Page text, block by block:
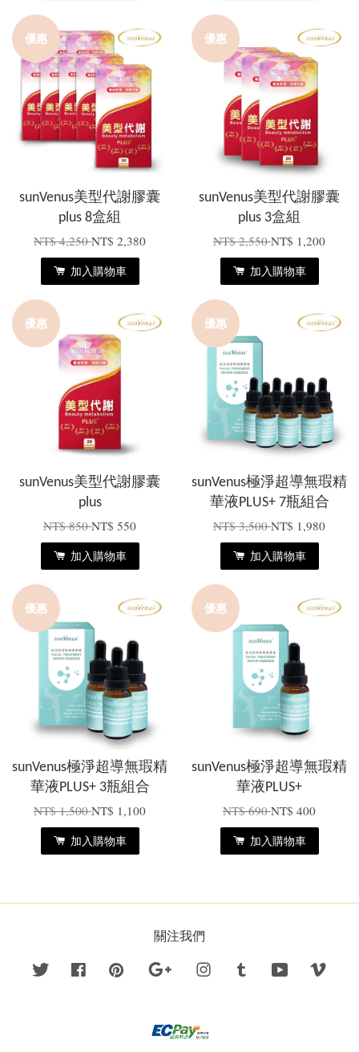
優惠
sunVenus美型代謝膠囊
plus 8盒組
NT$ 4,250NT$ 2,380
加入購物車
優惠
sunVenus美型代謝膠囊
plus 3盒組
NT$ 2,550NT$ 1,200
加入購物車
優惠
sunVenus美型代謝膠囊
plus
NT$ 850NT$ 550
加入購物車
優惠
sunVenus極淨超導無瑕精
華液PLUS+ 7瓶組合
NT$ 3,500NT$ 1,980
加入購物車
優惠
sunVenus極淨超導無瑕精
華液PLUS+ 3瓶組合
NT$ 1,500NT$ 1,100
加入購物車
優惠
sunVenus極淨超導無瑕精
華液PLUS+
NT$ 690NT$ 400
加入購物車
關注我們
Twitter Facebook Pinterest Google Instagram Tumblr YouTube